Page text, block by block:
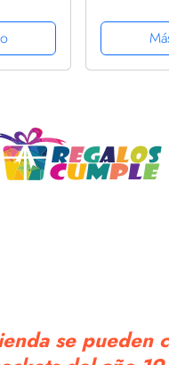
1948
PopGrip
se pueden